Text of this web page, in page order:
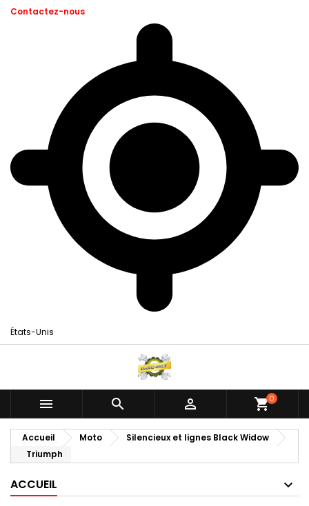
Contactez-nous
États-Unis
   shopping_cart0
Accueil Moto
Silencieux et lignes Black Widow
Triumph
ACCUEIL